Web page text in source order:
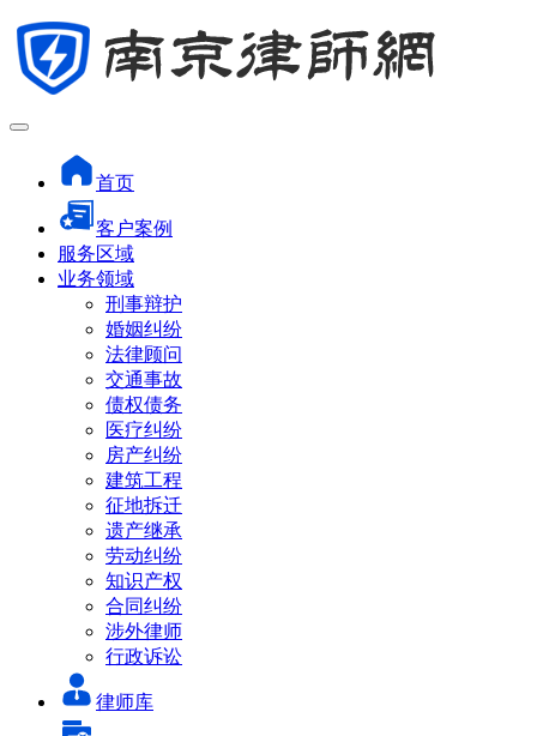
首页
客户案例
服务区域
业务领域
刑事辩护
婚姻纠纷
法律顾问
交通事故
债权债务
医疗纠纷
房产纠纷
建筑工程
征地拆迁
遗产继承
劳动纠纷
知识产权
合同纠纷
涉外律师
行政诉讼
律师库